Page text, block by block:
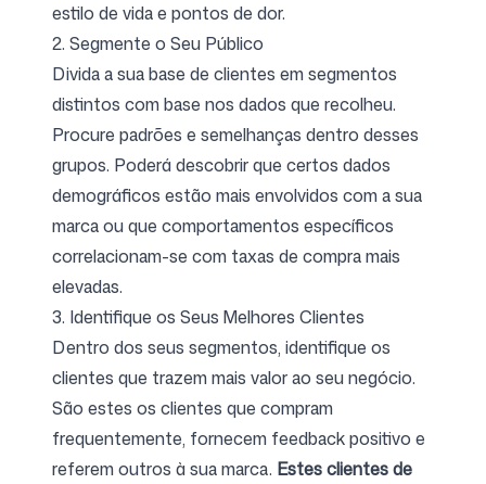
estilo de vida e pontos de dor.
2. Segmente o Seu Público
Divida a sua base de clientes em segmentos
distintos com base nos dados que recolheu.
Procure padrões e semelhanças dentro desses
grupos. Poderá descobrir que certos dados
demográficos estão mais envolvidos com a sua
marca ou que comportamentos específicos
correlacionam-se com taxas de compra mais
elevadas.
3. Identifique os Seus Melhores Clientes
Dentro dos seus segmentos, identifique os
clientes que trazem mais valor ao seu negócio.
São estes os clientes que compram
frequentemente, fornecem feedback positivo e
referem outros à sua marca. Estes clientes de